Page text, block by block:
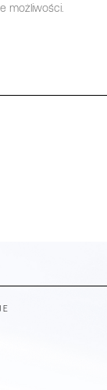
możliwości.